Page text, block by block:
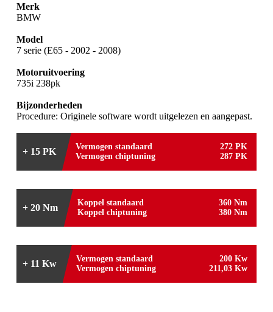
Merk
BMW
Model
7 serie (E65 - 2002 - 2008)
Motoruitvoering
735i 238pk
Bijzonderheden
Procedure: Originele software wordt uitgelezen en aangepast.
+ 15 PK Vermogen standaard
272 PK
Vermogen chiptuning
287 PK
+ 20 Nm Koppel standaard
360 Nm
Koppel chiptuning
380 Nm
+ 11 Kw Vermogen standaard
200 Kw
Vermogen chiptuning
211,03 Kw